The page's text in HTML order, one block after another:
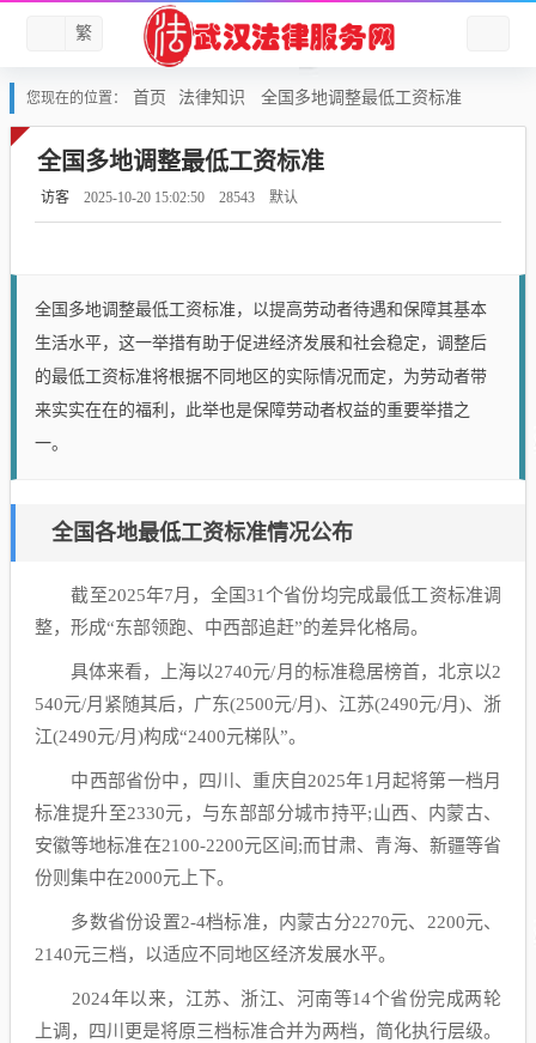
繁
您现在的位置： 首页 法律知识 全国多地调整最低工资标准
全国多地调整最低工资标准
访客 2025-10-20 15:02:50 28543 默认
全国多地调整最低工资标准，以提高劳动者待遇和保障其基本
生活水平，这一举措有助于促进经济发展和社会稳定，调整后
的最低工资标准将根据不同地区的实际情况而定，为劳动者带
来实实在在的福利，此举也是保障劳动者权益的重要举措之
一。
全国各地最低工资标准情况公布
截至2025年7月，全国31个省份均完成最低工资标准调
整，形成“东部领跑、中西部追赶”的差异化格局。
具体来看，上海以2740元/月的标准稳居榜首，北京以2
540元/月紧随其后，广东(2500元/月)、江苏(2490元/月)、浙
江(2490元/月)构成“2400元梯队”。
中西部省份中，四川、重庆自2025年1月起将第一档月
标准提升至2330元，与东部部分城市持平;山西、内蒙古、
安徽等地标准在2100-2200元区间;而甘肃、青海、新疆等省
份则集中在2000元上下。
多数省份设置2-4档标准，内蒙古分2270元、2200元、
2140元三档，以适应不同地区经济发展水平。
2024年以来，江苏、浙江、河南等14个省份完成两轮
上调，四川更是将原三档标准合并为两档，简化执行层级。